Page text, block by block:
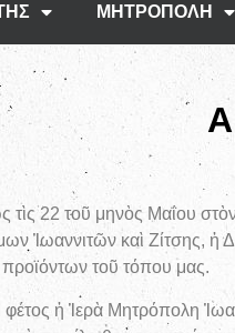
ΜΗΤΡΟΠΟΛΗ
τὶς 22 τοῦ μηνὸς Μαΐου
Ἰωαννιτῶν καὶ Ζίτσης, ἡ
τοῦ τόπου μας.
ἡ Ἱερὰ Μητρόπολη